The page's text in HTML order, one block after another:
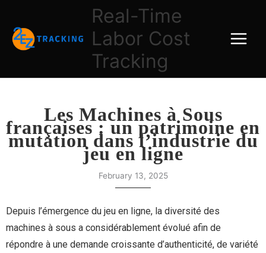
content
Real-Time
Labor Cost
Tracking
Les Machines à Sous
françaises : un patrimoine en
mutation dans l’industrie du
jeu en ligne
February 13, 2025
Depuis l’émergence du jeu en ligne, la diversité des
machines à sous a considérablement évolué afin de
répondre à une demande croissante d’authenticité, de variété